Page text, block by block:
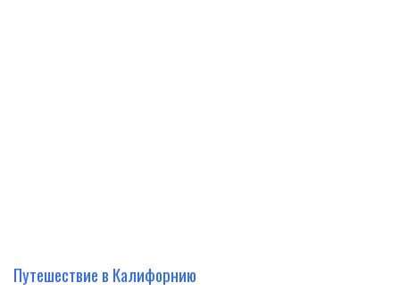
Путешествие в Калифорнию